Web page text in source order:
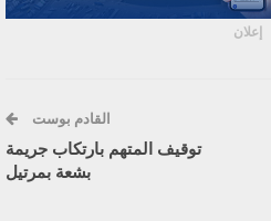
إعلان
القادم بوست
توقيف المتهم بارتكاب جريمة
بشعة بمرتيل